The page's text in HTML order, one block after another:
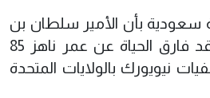
سعودية بأن الأمير سلطان بن
عبد العزيز آل سعود قد فارق الحياة عن عمر ناهز 85
نيويورك بالولايات المتحدة